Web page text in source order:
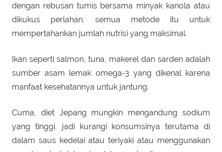
dengan rebusan tumis bersama minyak kanola atau
dikukus perlahan, semua metode itu untuk
mempertahankan jumlah nutrisi yang maksimal.
Ikan seperti salmon, tuna, makerel dan sarden adalah
sumber asam lemak omega-3 yang dikenal karena
manfaat kesehatannya untuk jantung.
Cuma, diet Jepang mungkin mengandung sodium
yang tinggi, jadi kurangi konsumsinya terutama di
dalam saus kedelai atau teriyaki atau menggunakan